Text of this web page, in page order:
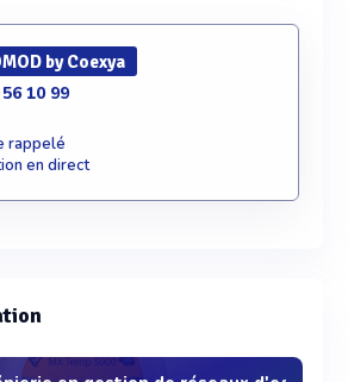
by Coexya
10 99
rappelé
en direct